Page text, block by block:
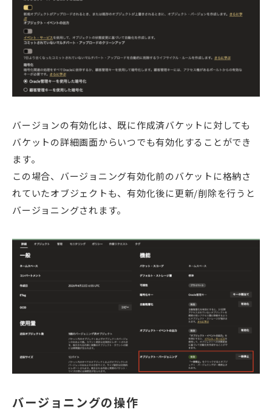
バージョンの有効化は、既に作成済バケットに対しても
バケットの詳細画面からいつでも有効化することができ
ます。
この場合、バージョニング有効化前のバケットに格納さ
れていたオブジェクトも、有効化後に更新/削除を行うと
バージョニングされます。
バージョニングの操作